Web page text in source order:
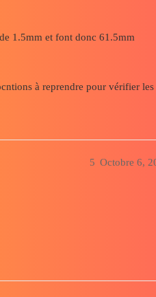
1.5mm et font donc 61.5mm
à reprendre pour vérifier les
Octobre 6,
5